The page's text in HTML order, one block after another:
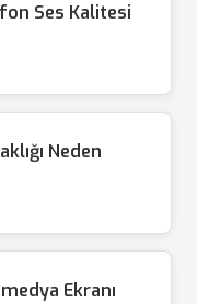
Ses Kalitesi
Neden
Ekranı